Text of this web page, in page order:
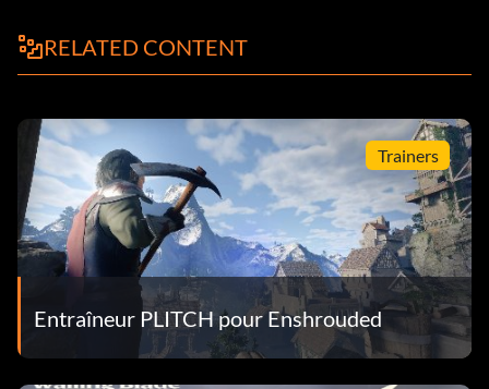
RELATED CONTENT
Trainers
Entraîneur PLITCH pour Enshrouded